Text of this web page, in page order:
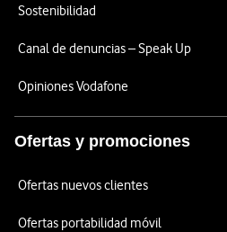
Sostenibilidad
Canal de denuncias – Speak Up
Opiniones Vodafone
Ofertas y promociones
Ofertas nuevos clientes
Ofertas portabilidad móvil